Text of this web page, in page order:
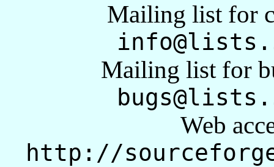
Mailing list for
Mailing list for
Web
http://